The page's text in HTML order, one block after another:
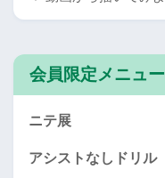
会員限定メニュー
ニテ展
アシストなしドリル